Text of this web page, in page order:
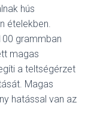
hús
ételekben.
grammban
magas
a teltségérzet
Magas
hatással van az